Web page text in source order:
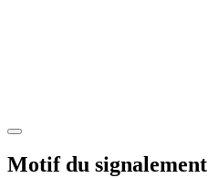
Motif du signalement